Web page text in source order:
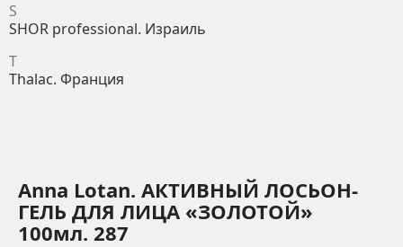
S
SHOR professional. Израиль
T
Thalac. Франция
Anna Lotan. АКТИВНЫЙ ЛОСЬОН-
ГЕЛЬ ДЛЯ ЛИЦА «ЗОЛОТОЙ»
100мл. 287